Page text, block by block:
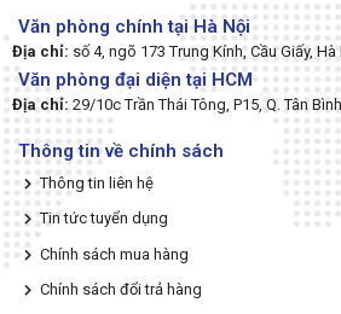
Văn phòng chính tại Hà Nội
Địa chỉ: số 4, ngõ 173 Trung Kính, Cầu Giấy, Hà
Văn phòng đại diện tại HCM
Địa chỉ: 29/10c Trần Thái Tông, P15, Q. Tân
Thông tin về chính sách
Thông tin liên hệ
Tin tức tuyển dụng
Chính sách mua hàng
Chính sách đổi trả hàng